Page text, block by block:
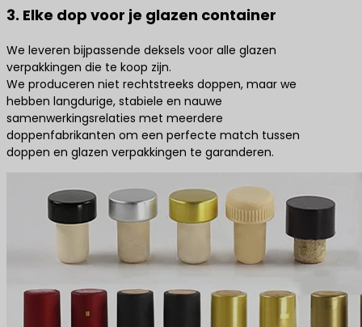
3. Elke dop voor je glazen container
We leveren bijpassende deksels voor alle glazen
verpakkingen die te koop zijn.
We produceren niet rechtstreeks doppen, maar we
hebben langdurige, stabiele en nauwe
samenwerkingsrelaties met meerdere
doppenfabrikanten om een perfecte match tussen
doppen en glazen verpakkingen te garanderen.